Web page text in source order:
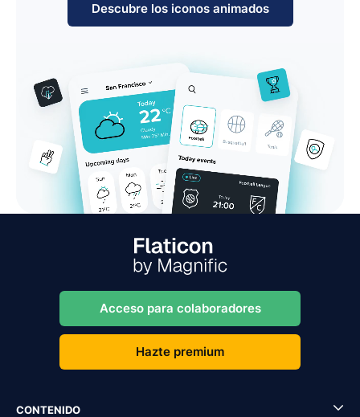
Descubre los iconos animados
Acceso para colaboradores
Hazte premium
CONTENIDO